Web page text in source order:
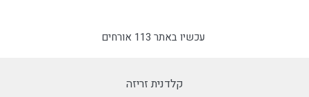
עכשיו באתר 113 אורחים
קלדנית זריזה